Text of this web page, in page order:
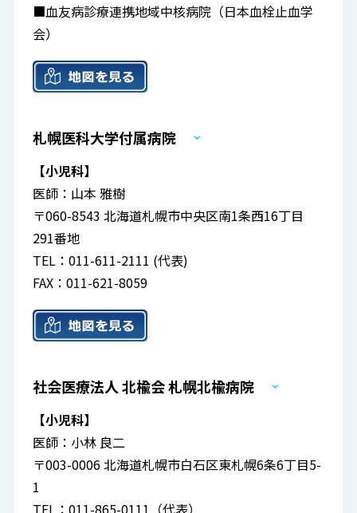
■血友病診療連携地域中核病院（日本血栓止血学
会）
札幌医科大学付属病院
【小児科】
医師：山本 雅樹
〒060-8543 北海道札幌市中央区南1条西16丁目
291番地
TEL：011-611-2111 (代表)
FAX：011-621-8059
社会医療法人 北楡会 札幌北楡病院
【小児科】
医師：小林 良二
〒003-0006 北海道札幌市白石区東札幌6条6丁目5-
1